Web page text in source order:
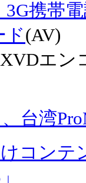
3G携帯
ド(AV)
エ
台湾
コンテ